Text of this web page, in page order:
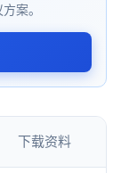
案。
下载资料